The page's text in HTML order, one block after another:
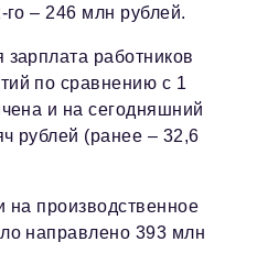
подписка
го – 246 млн рублей.
работников
по сравнению с 1
и на сегодняшний
рублей (ранее – 32,6
на производственное
направлено 393 млн